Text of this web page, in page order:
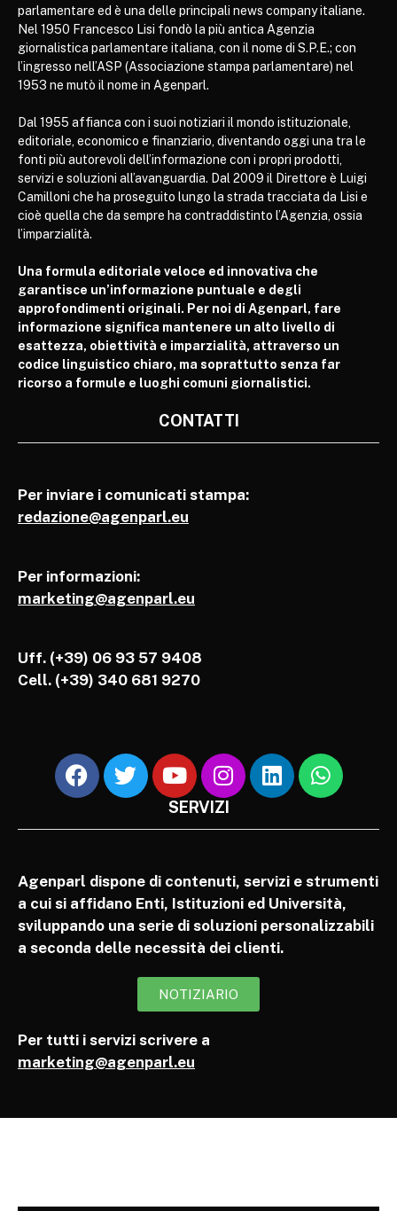
parlamentare ed è una delle principali news company italiane.
Nel 1950 Francesco Lisi fondò la più antica Agenzia
giornalistica parlamentare italiana, con il nome di S.P.E.; con
l’ingresso nell’ASP (Associazione stampa parlamentare) nel
1953 ne mutò il nome in Agenparl.
Dal 1955 affianca con i suoi notiziari il mondo istituzionale,
editoriale, economico e finanziario, diventando oggi una tra le
fonti più autorevoli dell’informazione con i propri prodotti,
servizi e soluzioni all’avanguardia. Dal 2009 il Direttore è Luigi
Camilloni che ha proseguito lungo la strada tracciata da Lisi e
cioè quella che da sempre ha contraddistinto l’Agenzia, ossia
l’imparzialità.
Una formula editoriale veloce ed innovativa che
garantisce un’informazione puntuale e degli
approfondimenti originali. Per noi di Agenparl, fare
informazione significa mantenere un alto livello di
esattezza, obiettività e imparzialità, attraverso un
codice linguistico chiaro, ma soprattutto senza far
ricorso a formule e luoghi comuni giornalistici.
CONTATTI
Per inviare i comunicati stampa:
redazione@agenparl.eu
Per informazioni:
marketing@agenparl.eu
Uff. (+39) 06 93 57 9408
Cell. (+39) 340 681 9270
SERVIZI
Agenparl dispone di contenuti, servizi e strumenti
a cui si affidano Enti, Istituzioni ed Università,
sviluppando una serie di soluzioni personalizzabili
a seconda delle necessità dei clienti.
NOTIZIARIO
Per tutti i servizi scrivere a
marketing@agenparl.eu